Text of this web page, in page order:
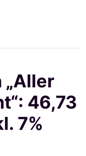
3
€
46,73
7%